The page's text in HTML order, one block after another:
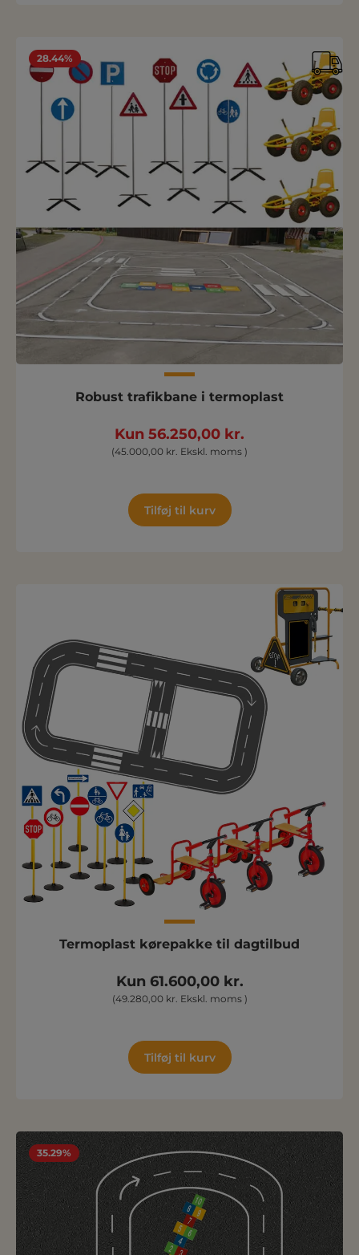
28.44%
Robust trafikbane i termoplast
Kun 56.250,00 kr.
(45.000,00 kr. Ekskl. moms )
Tilføj til kurv
Termoplast kørepakke til dagtilbud
Kun 61.600,00 kr.
(49.280,00 kr. Ekskl. moms )
Tilføj til kurv
35.29%